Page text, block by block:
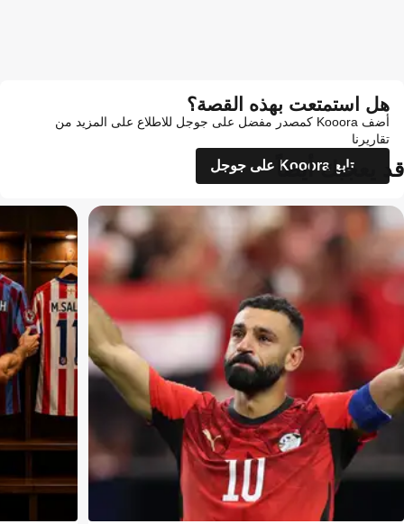
هل استمتعت بهذه القصة؟
أضف Kooora كمصدر مفضل على جوجل للاطلاع على المزيد من
تقاريرنا
تابع Kooora على جوجل
قد يعجبك أيضاً